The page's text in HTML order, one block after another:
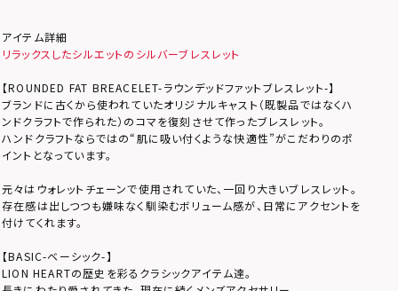
アイテム詳細
リラックスしたシルエットのシルバーブレスレット
【ROUNDED FAT BREACELET-ラウンデッドファットブレスレット-】
ブランドに古くから使われていたオリジナルキャスト（既製品ではなくハ
ンドクラフトで作られた）のコマを復刻させて作ったブレスレット。
ハンドクラフトならではの“肌に吸い付くような快適性”がこだわりのポ
イントとなっています。
元々はウォレットチェーンで使用されていた、一回り大きいブレスレット。
存在感は出しつつも嫌味なく馴染むボリューム感が、日常にアクセントを
付けてくれます。
【BASIC-ベーシック-】
LION HEARTの歴史を彩るクラシックアイテム達。